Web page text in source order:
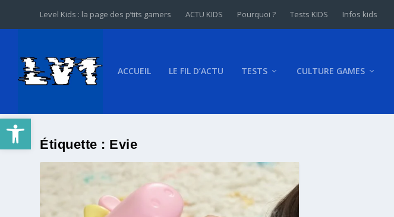
Ouvrir la barre d’outils
Level Kids : la page des p’tits gamers ACTU KIDS Pourquoi ? Tests KIDS Infos kids
ACCUEIL LE FIL D’ACTU TESTS CULTURE GAMES
Étiquette : Evie